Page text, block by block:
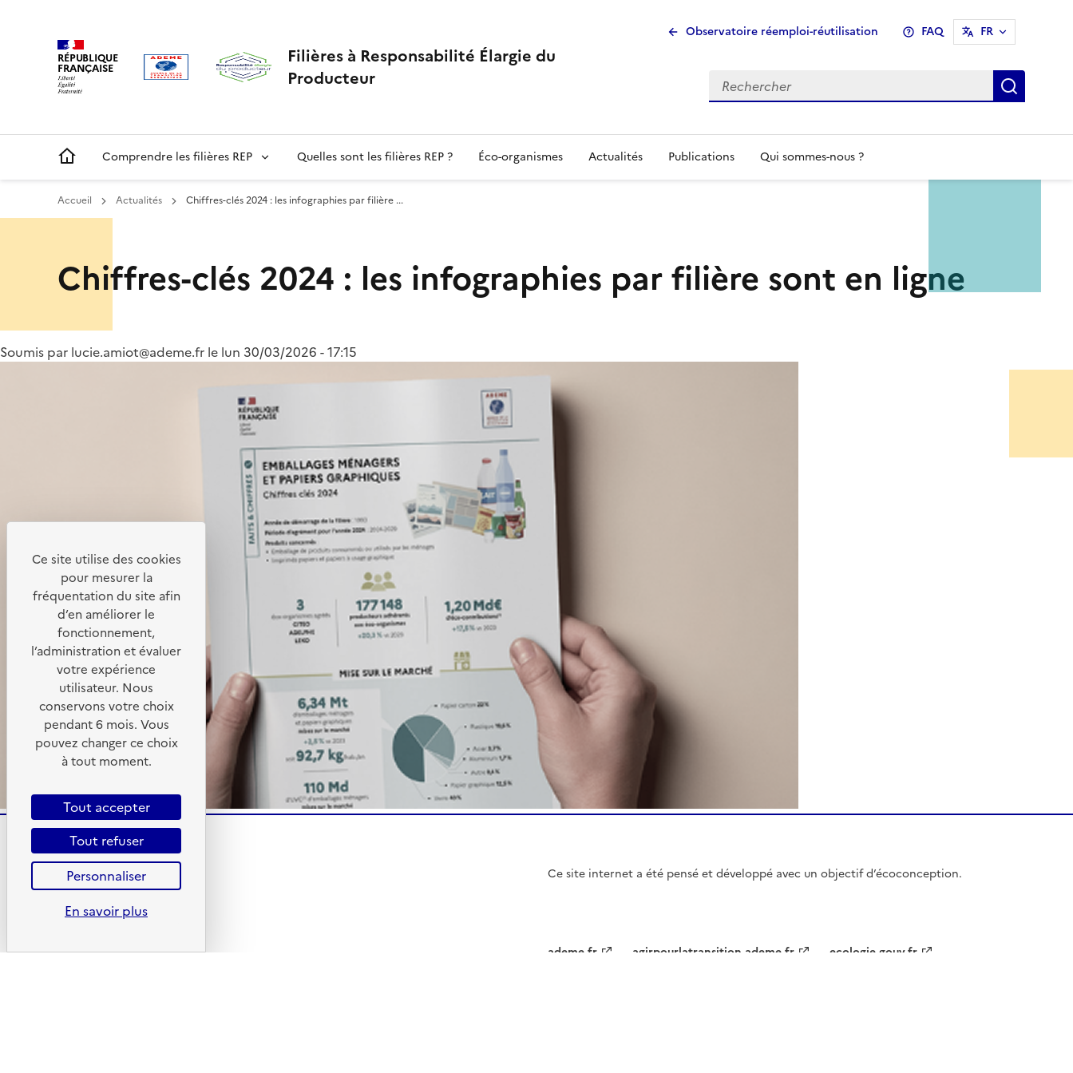
RÉPUBLIQUE
FRANÇAISE
Filières à Responsabilité Élargie du
Producteur
Menu
Observatoire réemploi-réutilisation FAQ FR
MainComprendre les filières REP Quelles sont les filières REP ? Éco-organismes Actualités Publications Qui sommes-nous ?
Accueil Actualités Chiffres-clés 2024 : les infographies par filière ...
ORRRChiffres-clés 2024 : les infographies par filière sont en ligne
Soumis par lucie.amiot@ademe.fr le lun 30/03/2026 - 17:15
Ce site internet a été pensé et développé avec un objectif d’écoconception.
ademe.fr agirpourlatransition.ademe.fr ecologie.gouv.fr
Ce site utilise des cookies
pour mesurer la
fréquentation du site afin
d’en améliorer le
fonctionnement,
l’administration et évaluer
votre expérience
utilisateur. Nous
conservons votre choix
pendant 6 mois. Vous
pouvez changer ce choix
à tout moment.
Tout accepter
Tout refuser
Personnaliser
En savoir plus